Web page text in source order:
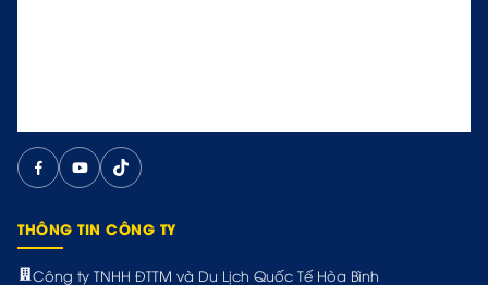
THÔNG TIN CÔNG TY
Công ty TNHH ĐTTM và Du Lịch Quốc Tế Hòa Bình